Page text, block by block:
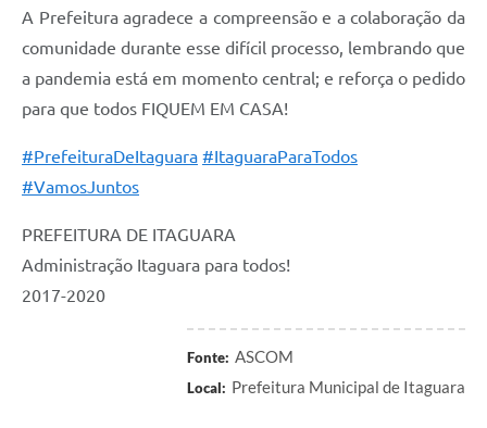
A Prefeitura agradece a compreensão e a colaboração da
comunidade durante esse difícil processo, lembrando que
a pandemia está em momento central; e reforça o pedido
para que todos FIQUEM EM CASA!
#PrefeituraDeItaguara #ItaguaraParaTodos
#VamosJuntos
PREFEITURA DE ITAGUARA
Administração Itaguara para todos!
2017-2020
Fonte: ASCOM
Local: Prefeitura Municipal de Itaguara